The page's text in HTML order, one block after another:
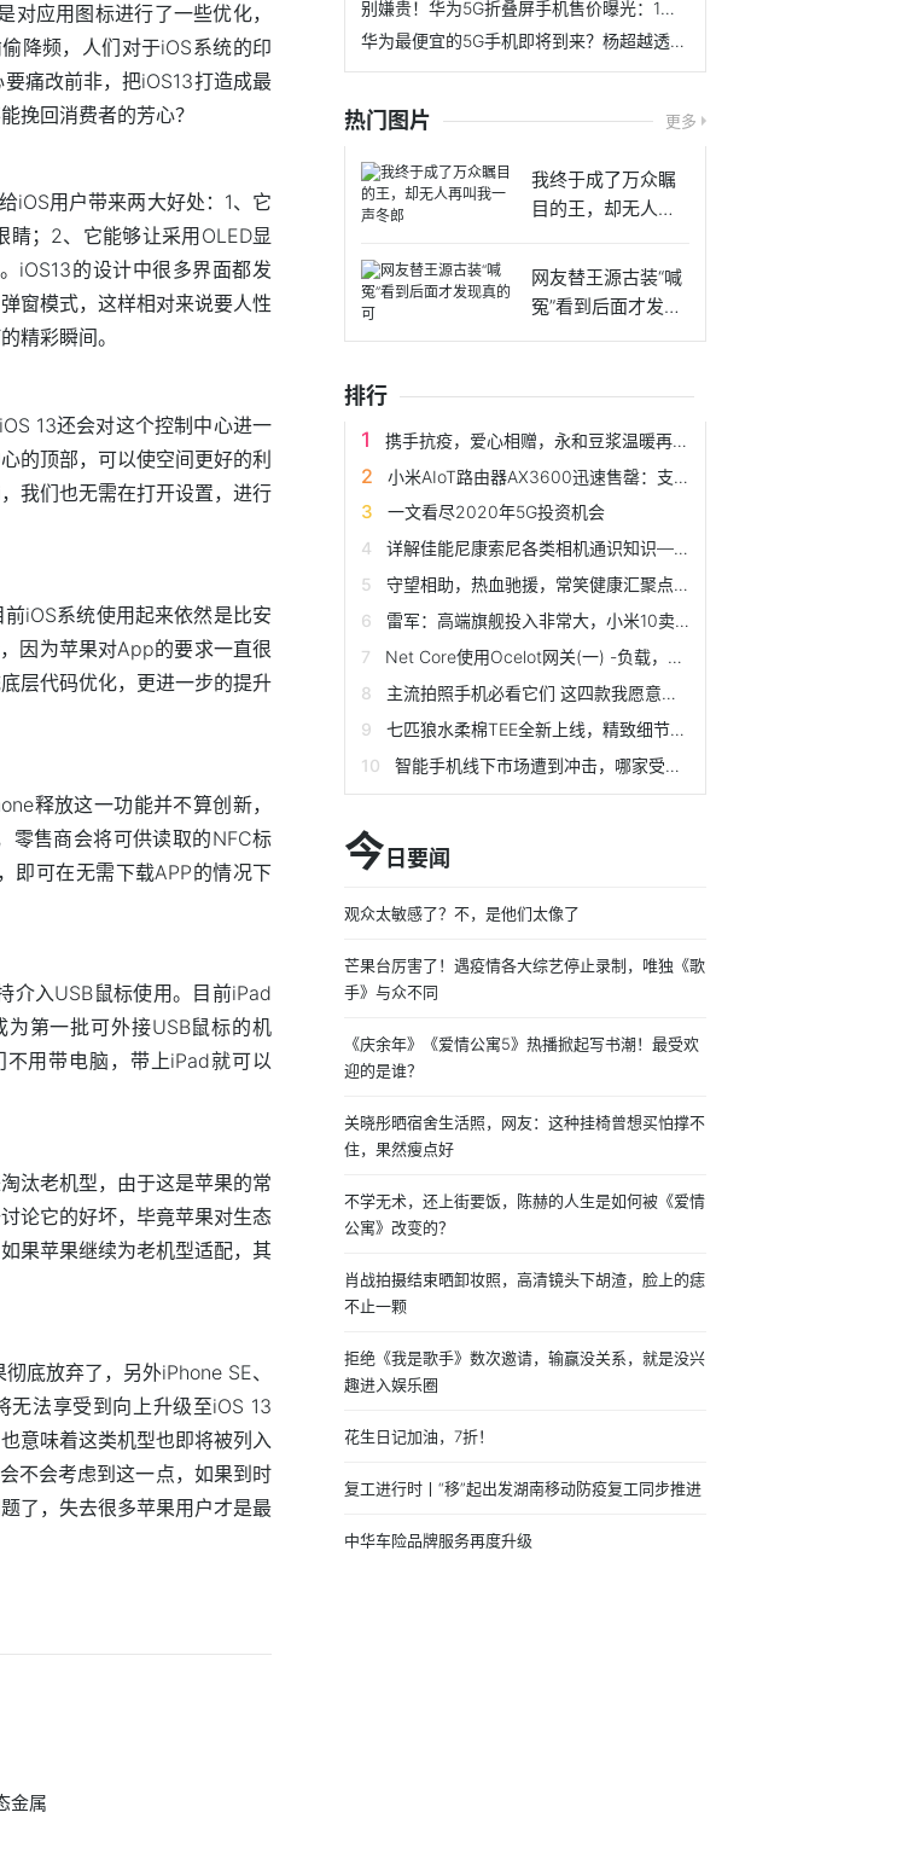
应用图标进行了一些优化，
降频，人们对于iOS系统的印
痛改前非，把iOS13打造成最
挽回消费者的芳心？
iOS用户带来两大好处：1、它
；2、它能够让采用OLED显
iOS13的设计中很多界面都发
窗模式，这样相对来说要人性
精彩瞬间。
13还会对这个控制中心进一
的顶部，可以使空间更好的利
我们也无需在打开设置，进行
iOS系统使用起来依然是比安
因为苹果对App的要求一直很
层代码优化，更进一步的提升
释放这一功能并不算创新，
零售商会将可供读取的NFC标
即可在无需下载APP的情况下
介入USB鼠标使用。目前iPad
第一批可外接USB鼠标的机
用带电脑，带上iPad就可以
汰老机型，由于这是苹果的常
论它的好坏，毕竟苹果对生态
果苹果继续为老机型适配，其
底放弃了，另外iPhone SE、
法享受到向上升级至iOS 13
意味着这类机型也即将被列入
不会考虑到这一点，如果到时
了，失去很多苹果用户才是最
金属
别嫌贵！华为5G折叠屏手机售价曝光：1万5，只有20万台
华为最便宜的5G手机即将到来？杨超越透露华为5G千元手机上市时间
热门图片 更多
我终于成了万众瞩
目的王，却无人再
网友替王源古装“喊
冤”看到后面才发现
真的
排行
携手抗疫，爱心相赠，永和豆浆温暖再行动
小米AIoT路由器AX3600迅速售罄：支持WiFi 6 599元
一文看尽2020年5G投资机会
详解佳能尼康索尼各类相机通识知识——曝光组合
守望相助，热血驰援，常笑健康汇聚点滴助力抗疫
雷军：高端旗舰投入非常大，小米10卖3999元是真的交朋友
Net Core使用Ocelot网关(一) -负载，限流，熔断，Header转换
主流拍照手机必看它们 这四款我愿意为其买单
七匹狼水柔棉TEE全新上线，精致细节定义高级品质
智能手机线下市场遭到冲击，哪家受到的影响最大？
今 日要闻
观众太敏感了？不，是他们太像了
芒果台厉害了！遇疫情各大综艺停止录制，唯独《歌
手》与众不同
《庆余年》《爱情公寓5》热播掀起写书潮！最受欢
迎的是谁？
关晓彤晒宿舍生活照，网友：这种挂椅曾想买怕撑不
住，果然瘦点好
不学无术，还上街要饭，陈赫的人生是如何被《爱情
公寓》改变的？
肖战拍摄结束晒卸妆照，高清镜头下胡渣，脸上的痣
不止一颗
拒绝《我是歌手》数次邀请，输赢没关系，就是没兴
趣进入娱乐圈
花生日记加油，7折！
复工进行时丨“移”起出发湖南移动防疫复工同步推进
中华车险品牌服务再度升级